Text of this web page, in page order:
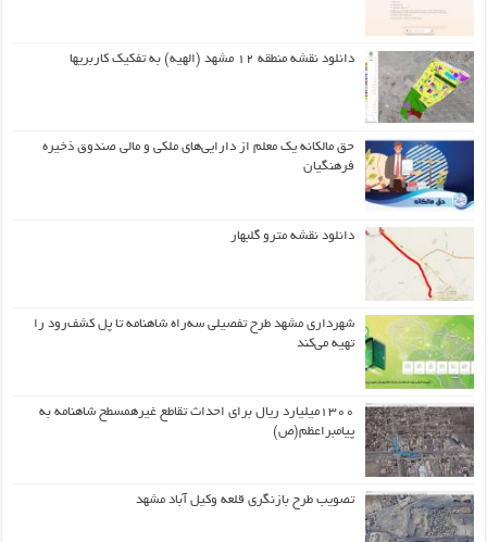
دانلود نقشه منطقه ۱۲ مشهد (الهیه) به تفکیک کاربریها
حق مالکانه یک معلم از دارایی‌های ملکی و مالی صندوق ذخیره
فرهنگیان
دانلود نقشه مترو گلبهار
شهرداری مشهد طرح تفصیلی سه‌راه شاهنامه تا پل کشف‌رود را
تهیه می‌کند
۱۳۰۰میلیارد ریال برای احداث تقاطع غیرهمسطح شاهنامه به
پیامبراعظم(ص)
تصویب طرح بازنگری قلعه وکیل آباد مشهد